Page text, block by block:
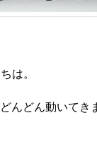
は。
んどん動いてき